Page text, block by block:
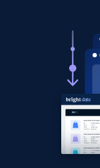
URL, Product
Rating,
and more.
1.3K+